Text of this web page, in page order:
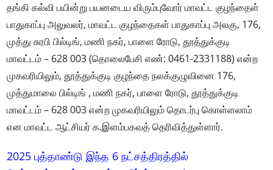
தங்கி கல்வி பயின்று பயனடைய விரும்புவோர் மாவட்ட குழந்தைள்
பாதுகாப்பு அலுவலர், மாவட்ட குழந்தைகள் பாதுகாப்பு அலகு, 176,
முத்து சுரபி பில்டிங், மணி நகர், பாளை ரோடு, தூத்துக்குடி
மாவட்டம் – 628 003 (தொலைபேசி எண்: 0461-2331188) என்ற
முகவரியிலும், தூத்துக்குடி குழந்தை நலக்குழுவினை 176,
முத்துமாலை பில்டிங் , மணி நகர், பாளை ரோடு, தூத்துக்குடி
மாவட்டம் – 628 003 என்ற முகவரியிலும் தொடர்பு கொள்ளலாம்
என மாவட்ட ஆட்சியர் க.இளம்பகவத் தெரிவித்துள்ளார்.
2025 புத்தாண்டு இந்த 6 நட்சத்திரத்தில்